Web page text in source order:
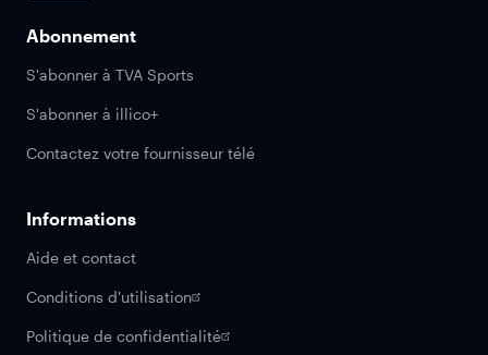
Abonnement
S'abonner à TVA Sports
S'abonner à illico+
Contactez votre fournisseur télé
Informations
Aide et contact
Conditions d'utilisation
Politique de confidentialité